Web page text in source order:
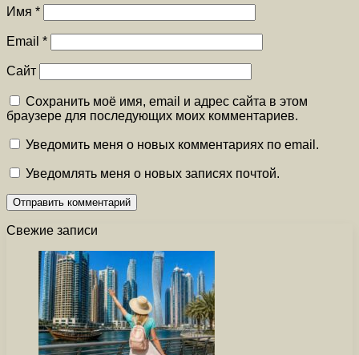
Имя *
Email *
Сайт
Сохранить моё имя, email и адрес сайта в этом
браузере для последующих моих комментариев.
Уведомить меня о новых комментариях по email.
Уведомлять меня о новых записях почтой.
Свежие записи